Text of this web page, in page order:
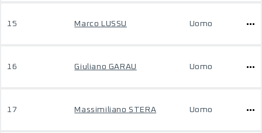
15 Marco LUSSU Uomo
16 Giuliano GARAU Uomo
17 Massimiliano STERA Uomo